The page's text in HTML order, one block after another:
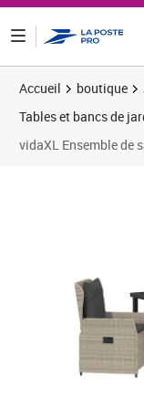
Accueil boutique
Tables et bancs de
vidaXL Ensemble de